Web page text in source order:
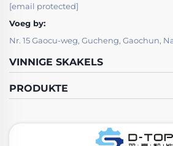
[email protected]
Voeg by:
Nr. 15 Gaocu-weg, Gucheng, Gaochun,
VINNIGE SKAKELS
PRODUKTE